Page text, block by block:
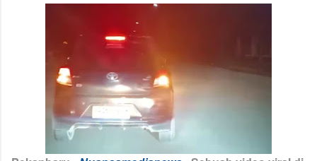
sebagai orang bersih atau baik. Seorang muslim, iman
merupakan landasan penting dalam menjalankan kehidupan.
Orang beriman selalu bisa menghadapi semua keadaan, ketika
ditimpa kebahagiaan ...